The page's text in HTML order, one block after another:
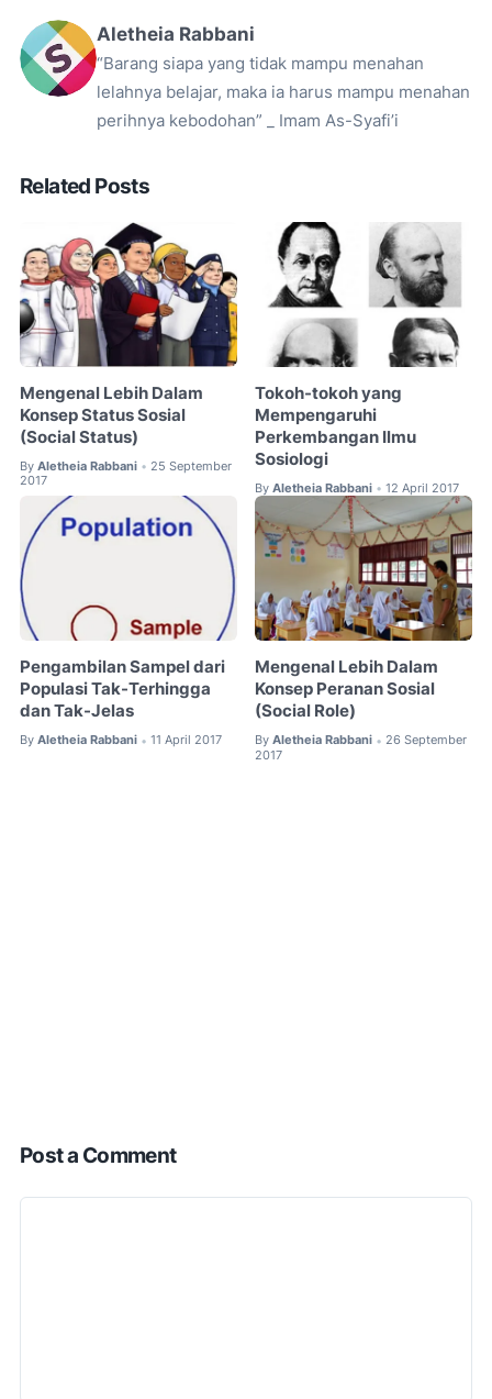
Aletheia Rabbani
“Barang siapa yang tidak mampu menahan
lelahnya belajar, maka ia harus mampu menahan
perihnya kebodohan” _ Imam As-Syafi’i
Related Posts
Mengenal Lebih Dalam
Konsep Status Sosial
(Social Status)
By Aletheia Rabbani • 25 September
2017
Tokoh-tokoh yang
Mempengaruhi
Perkembangan Ilmu
Sosiologi
By Aletheia Rabbani • 12 April 2017
Pengambilan Sampel dari
Populasi Tak-Terhingga
dan Tak-Jelas
By Aletheia Rabbani • 11 April 2017
Mengenal Lebih Dalam
Konsep Peranan Sosial
(Social Role)
By Aletheia Rabbani • 26 September
2017
Post a Comment